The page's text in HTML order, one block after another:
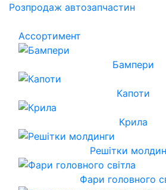
Розпродаж автозапчастин
Ассортимент
Бампери
Капоти
Крила
Решітки
Фари головного